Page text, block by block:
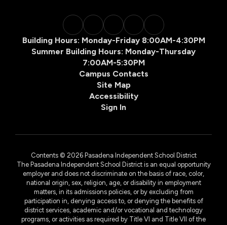
Building Hours: Monday-Friday 8:00AM-4:30PM
Summer Building Hours: Monday-Thursday
7:00AM-5:30PM
Campus Contacts
Site Map
Accessibility
Sign In
Contents © 2026 Pasadena Independent School District
The Pasadena Independent School District is an equal opportunity
employer and does not discriminate on the basis of race, color,
national origin, sex, religion, age, or disability in employment
matters, in its admissions policies, or by excluding from
participation in, denying access to, or denying the benefits of
district services, academic and/or vocational and technology
programs, or activities as required by Title VI and Title VII of the